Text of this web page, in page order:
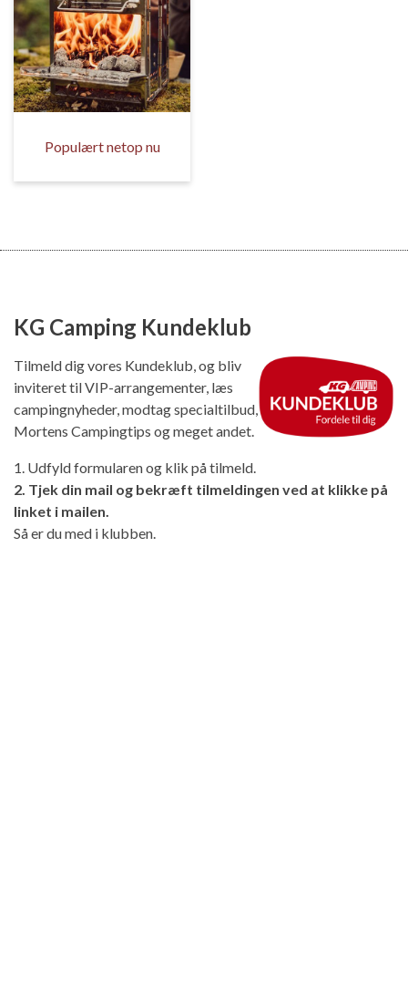
Populært netop nu
KG Camping Kundeklub
Tilmeld dig vores Kundeklub, og bliv
inviteret til VIP-arrangementer, læs
campingnyheder, modtag specialtilbud,
Mortens Campingtips og meget andet.
1. Udfyld formularen og klik på tilmeld.
2. Tjek din mail og bekræft tilmeldingen ved at klikke på
linket i mailen.
Så er du med i klubben.